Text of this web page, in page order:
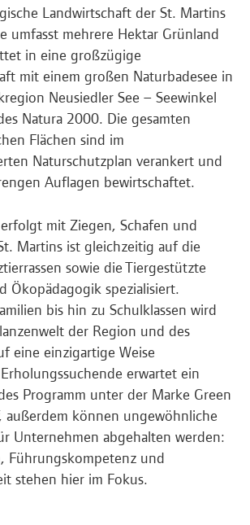
Landwirtschaft der St. Martins
umfasst mehrere Hektar Grünland
in eine großzügige
mit einem großen Naturbadesee in
Neusiedler See – Seewinkel
Natura 2000. Die gesamten
Flächen sind im
Naturschutzplan verankert und
Auflagen bewirtschaftet.
mit Ziegen, Schafen und
Martins ist gleichzeitig auf die
sowie die Tiergestützte
Ökopädagogik spezialisiert.
bis hin zu Schulklassen wird
der Region und des
eine einzigartige Weise
erwartet ein
Programm unter der Marke Green
außerdem können ungewöhnliche
Unternehmen abgehalten werden:
Führungskompetenz und
stehen hier im Fokus.